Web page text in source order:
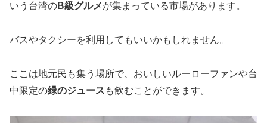
いう台湾のB級グルメが集まっている市場があります。
バスやタクシーを利用してもいいかもしれません。
ここは地元民も集う場所で、おいしいルーローファンや台
中限定の緑のジュース も飲むことができます。